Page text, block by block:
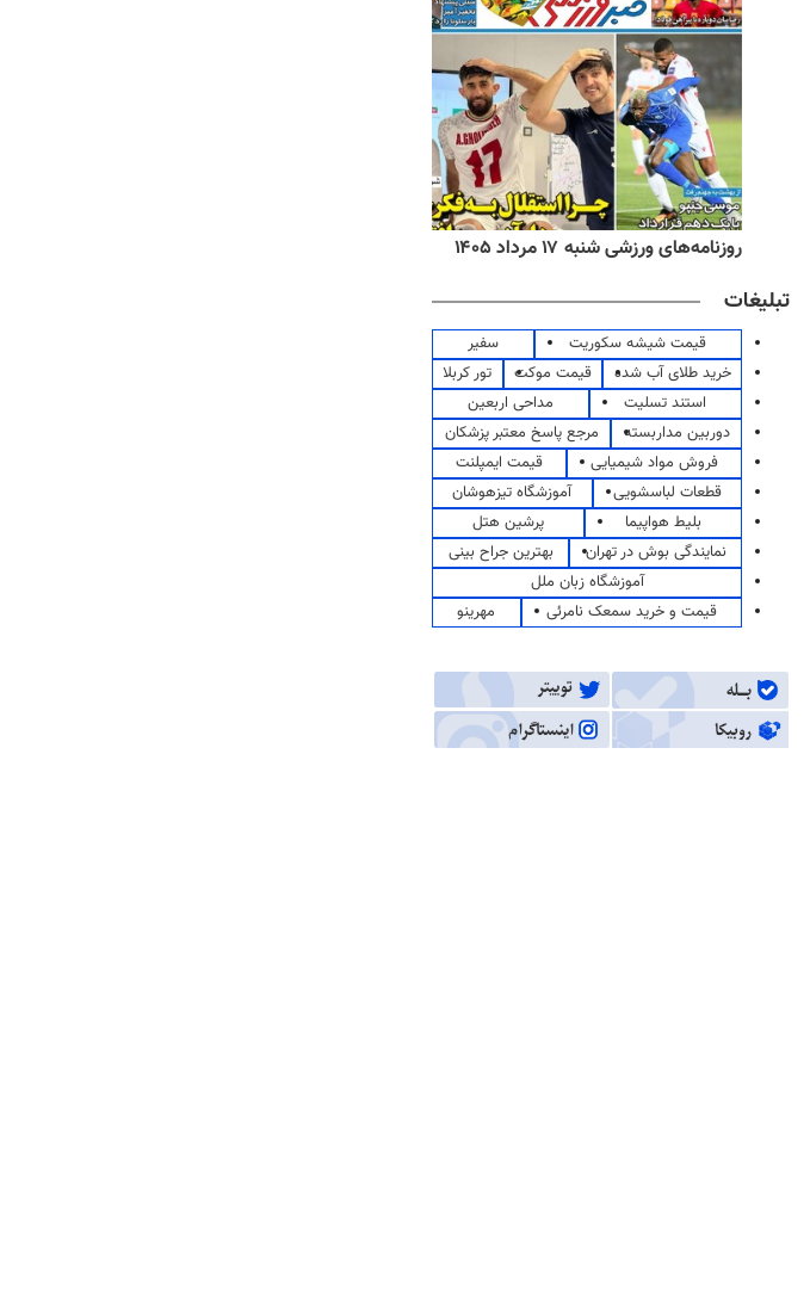
روزنامه‌های ورزشی شنبه ۱۷ مرداد ۱۴۰۵
تبلیغات
قیمت شیشه سکوریت
سفیر
خرید طلای آب شده
قیمت موکت
تور کربلا
استند تسلیت
مداحی اربعین
دوربین مداربسته
مرجع پاسخ معتبر پزشکان
فروش مواد شیمیایی
قیمت ایمپلنت
قطعات لباسشویی
آموزشگاه تیزهوشان
بلیط هواپیما
پرشین هتل
نمایندگی بوش در تهران
بهترین جراح بینی
آموزشگاه زبان ملل
قیمت و خرید سمعک نامرئی
مهرینو